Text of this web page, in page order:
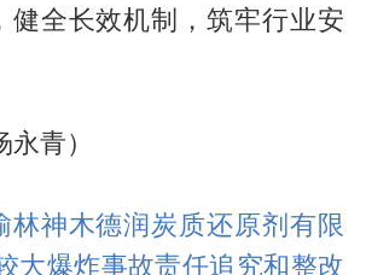
健全长效机制，筑牢行业安
永青）
林神木德润炭质还原剂有限
大爆炸事故责任追究和整改